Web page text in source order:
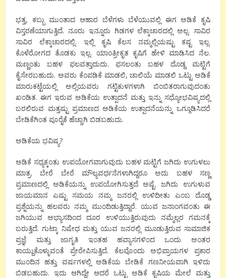
ಭತ್ತ, ಕಬ್ಬು ಮುಂತಾದ ಆಹಾರ ಬೆಳೆಗಳು ಬೆಳೆಯುವಲ್ಲಿ ಈಗ ಅಡಿಕೆ ಕೃಷಿ
ವಿಸ್ತರಣೆಯಾಗುತ್ತಿದೆ. ನೂರು ಇನ್ನೂರು ಗಿಡಗಳ ಲೆಕ್ಕಾಚಾರದಲ್ಲಿ ಅಲ್ಲ. ಸಾವಿರ
ಸಾವಿರ ಲೆಕ್ಕಾಚಾರದಲ್ಲಿ. ಇಲ್ಲಿ ಕೃಷಿ ಕೆಲಸ ನಮ್ಮಲ್ಲಿಯಷ್ಟು ಕಷ್ಟ ಇಲ್ಲ.
ಕೊಳೆರೋಗದ ತೊಡಕು ಇಲ್ಲ. ಯಾಂತ್ರೀಕೃತ ಕೃಷಿಗೆ ಹೇಳಿ ಮಾಡಿಸಿದ ನೆಲ.
ಮಣ್ಣಂತು ಬಹಳ ಫಲವತ್ತಾದುದು. ಫಸಲಂತು ಬಹಳ ದೊಡ್ದ ಮಟ್ಟಿಗೆ
ಕೈಸೇರಬಹುದು. ಅವರು ಕೆಂಪಡಿಕೆ ಮಾಡಲಿ, ಚಾಲಿಯೆ ಮಾಡಲಿ ಒಟ್ಟು ಅಡಿಕೆ
ಮಾರುಕಟ್ಟೆಯಲ್ಲಿ ಅಲ್ಲಿಯವರು ಗಟ್ಟಿಕುಳಗಳಾಗಿ ಬಿಂಬಿತರಾಗುವುದಂತು
ಖಂಡಿತ. ಈಗ ಇರುವ ಅಡಿಕೆಯ ಉತ್ಪಾದನೆ ಮತ್ತು ಇನ್ನು ಸಧ್ಯೋಭವಿಷ್ಯದಲ್ಲಿ
ಬರಲಿರುವ ಮತ್ತಷ್ಟು ಪ್ರಮಾಣದ ಅಡಿಕೆಯ ಉತ್ಪಾದನೆಯನ್ನು ಒಗ್ಗೂಡಿಸಿದರೆ
ಬೇಡಿಕೆಗಿಂತ ಪೂರೈಕೆ ಹೆಚ್ಚಾಗಿ ಬಿಡಬಹುದು.
ಅಡಿಕೆಯ ಭವಿಷ್ಯ?
ಅಡಿಕೆ ಸಧ್ಯಕ್ಕಂತು ಉಪಯೋಗವಾಗುವುದು ಬಹಳ ಮಟ್ಟಿಗೆ ಜಗಿದು ಉಗುಳಲು
ಮಾತ್ರ. ಬೇರೆ ಬೇರೆ ಮೌಲ್ಯವರ್ಧನೆಗಳಾಗಿದ್ದರೂ ಅದು ಬಹಳ ಸಣ್ಣ
ಪ್ರಮಾಣದಲ್ಲಿ ಅಡಿಕೆಯನ್ನು ಉಪಯೋಗಿಸುತ್ತದೆ ಅಷ್ಟೆ. ಜಗಿದು ಉಗುಳುವ
ಜಾಯಮಾನ ಎಷ್ಟು ಸಮಯ ನಮ್ಮ ಜನರಲ್ಲಿ ಉಳಿದೀತು ಎಂಬ ದೊಡ್ಡ
ಪ್ರಶ್ನೆಯನ್ನು ಹಲವರು ನಮ್ಮ ಮುಂದಿಡುತ್ತಿದ್ದಾರೆ. ಯುವ ಜನಾಂಗವಂತು ಈ
ಜಗಿಯುವ ಅಭ್ಯಾಸದಿಂದ ದೂರ ಉಳಿಯುತ್ತಿರುವುದು ನಮ್ಮೆಲ್ಲರ ಗಮನಕ್ಕೆ
ಬರುತ್ತಿದೆ. ಗುಟ್ಕಾ ನಿಷೇಧ ಮತ್ತು ಯುವ ಜನರಲ್ಲಿ ಮೂಡುತ್ತಿರುವ ಸಾಮಾಜಿಕ
ಪ್ರಜ್ಞೆ ಮತ್ತು ಜಾಗೃತಿ ಇಂತಹ ಹವ್ಯಾಸಗಳಿಂದ ಒಂದು ಅಂತರ
ಕಾಯ್ದುಕೊಳ್ಳುವಂತೆ ಪ್ರೇರೇಪಿಸುತ್ತಿದೆ. ಕೆಲವೊಂದು ಅಭಿಪ್ರಾಯಗಳ ಪ್ರಕಾರ
ಮುಂದಿನ ಹತ್ತು ವರ್ಷಗಳಲ್ಲಿ ಅಡಿಕೆಯ ಬೇಡಿಕೆ ಗಣನೀಯವಾಗಿ ಇಳಿದು
ಬಿಡಬಹುದು. ಇದು ಆಗಿದ್ದೇ ಆದರೆ ಒಟ್ಟು ಅಡಿಕೆ ಕೃಷಿಯ ಮೇಲೆ ಮತ್ತು